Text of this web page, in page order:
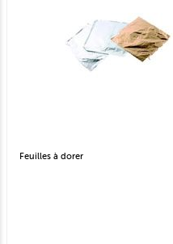
Feuilles à dorer